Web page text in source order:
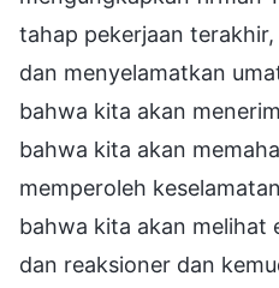
tahap pekerjaan
dan menyelamatkan
bahwa kita akan
bahwa kita akan
memperoleh
bahwa kita akan melihat
dan reaksioner dan